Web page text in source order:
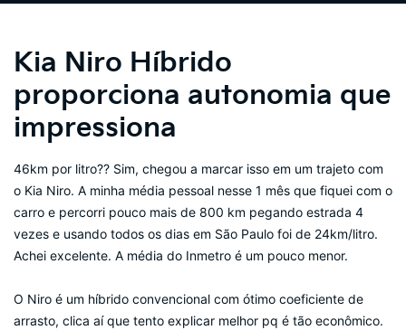
Kia Niro Híbrido
proporciona autonomia que
impressiona
46km por litro?? Sim, chegou a marcar isso em um trajeto com
o Kia Niro. A minha média pessoal nesse 1 mês que fiquei com o
carro e percorri pouco mais de 800 km pegando estrada 4
vezes e usando todos os dias em São Paulo foi de 24km/litro.
Achei excelente. A média do Inmetro é um pouco menor.
O Niro é um híbrido convencional com ótimo coeficiente de
arrasto, clica aí que tento explicar melhor pq é tão econômico.